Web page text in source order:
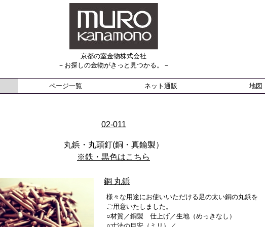
京都の室金物株式会社
－お探しの金物がきっと見つかる。－
ページ一覧 ネット通販 地図
02-011
丸鋲・丸頭釘(銅・真鍮製）
※鉄・黒色はこちら
銅 丸鋲
様々な用途にお使いいただける足の太い銅の丸鋲を
ご用意いたしました。
○材質／銅製 仕上げ／生地（めっきなし）